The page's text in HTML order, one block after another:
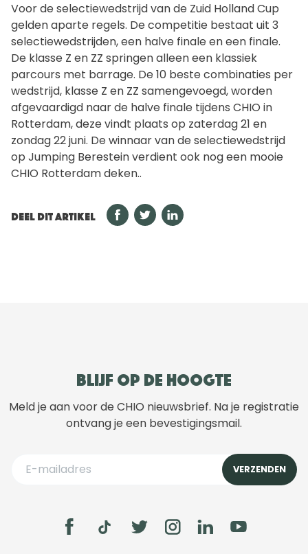
Voor de selectiewedstrijd van de Zuid Holland Cup
gelden aparte regels. De competitie bestaat uit 3
selectiewedstrijden, een halve finale en een finale.
De klasse Z en ZZ springen alleen een klassiek
parcours met barrage. De 10 beste combinaties per
wedstrijd, klasse Z en ZZ samengevoegd, worden
afgevaardigd naar de halve finale tijdens CHIO in
Rotterdam, deze vindt plaats op zaterdag 21 en
zondag 22 juni. De winnaar van de selectiewedstrijd
op Jumping Berestein verdient ook nog een mooie
CHIO Rotterdam deken..
DEEL DIT ARTIKEL
Blijf op de hoogte
Meld je aan voor de CHIO nieuwsbrief. Na je registratie
ontvang je een bevestigingsmail.